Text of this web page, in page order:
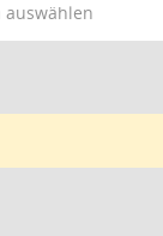
auswählen